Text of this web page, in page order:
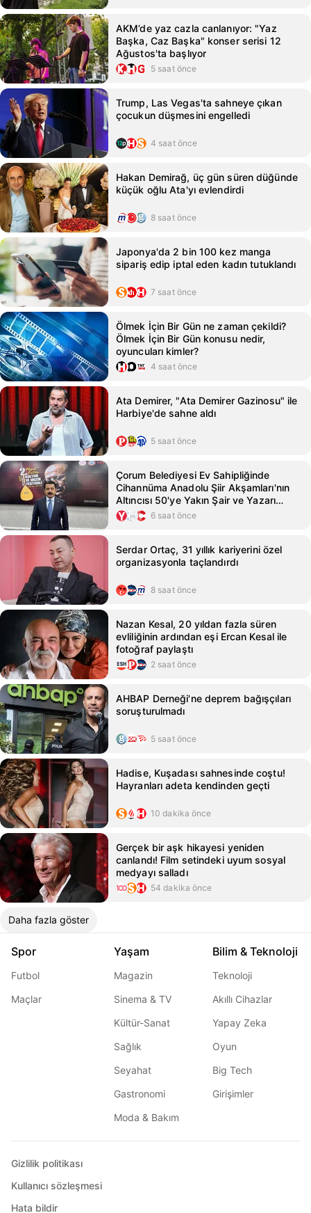
AKM’de yaz cazla canlanıyor: "Yaz
Başka, Caz Başka" konser serisi 12
Ağustos'ta başlıyor
5 saat önce
Trump, Las Vegas'ta sahneye çıkan
çocukun düşmesini engelledi
4 saat önce
Hakan Demirağ, üç gün süren düğünde
küçük oğlu Ata'yı evlendirdi
8 saat önce
Japonya'da 2 bin 100 kez manga
sipariş edip iptal eden kadın tutuklandı
7 saat önce
Ölmek İçin Bir Gün ne zaman çekildi?
Ölmek İçin Bir Gün konusu nedir,
oyuncuları kimler?
4 saat önce
Ata Demirer, "Ata Demirer Gazinosu" ile
Harbiye'de sahne aldı
5 saat önce
Çorum Belediyesi Ev Sahipliğinde
Cihannüma Anadolu Şiir Akşamları'nın
Altıncısı 50'ye Yakın Şair ve Yazarı
Buluşturacak6 saat önce
Serdar Ortaç, 31 yıllık kariyerini özel
organizasyonla taçlandırdı
8 saat önce
Nazan Kesal, 20 yıldan fazla süren
evliliğinin ardından eşi Ercan Kesal ile
fotoğraf paylaştı
2 saat önce
AHBAP Derneği'ne deprem bağışçıları
soruşturulmadı
5 saat önce
Hadise, Kuşadası sahnesinde coştu!
Hayranları adeta kendinden geçti
10 dakika önce
Gerçek bir aşk hikayesi yeniden
canlandı! Film setindeki uyum sosyal
medyayı salladı
54 dakika önce
Daha fazla göster
Spor
Futbol
Maçlar
Yaşam
Magazin
Sinema & TV
Kültür-Sanat
Sağlık
Seyahat
Gastronomi
Moda & Bakım
Bilim & Teknoloji
Teknoloji
Akıllı Cihazlar
Yapay Zeka
Oyun
Big Tech
Girişimler
Gizlilik politikası
Kullanıcı sözleşmesi
Hata bildir